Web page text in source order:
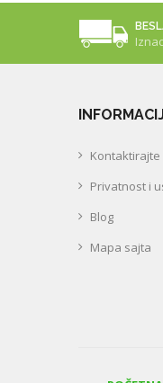
Kontaktirajte
Privatnost i
Blog
Mapa sajta